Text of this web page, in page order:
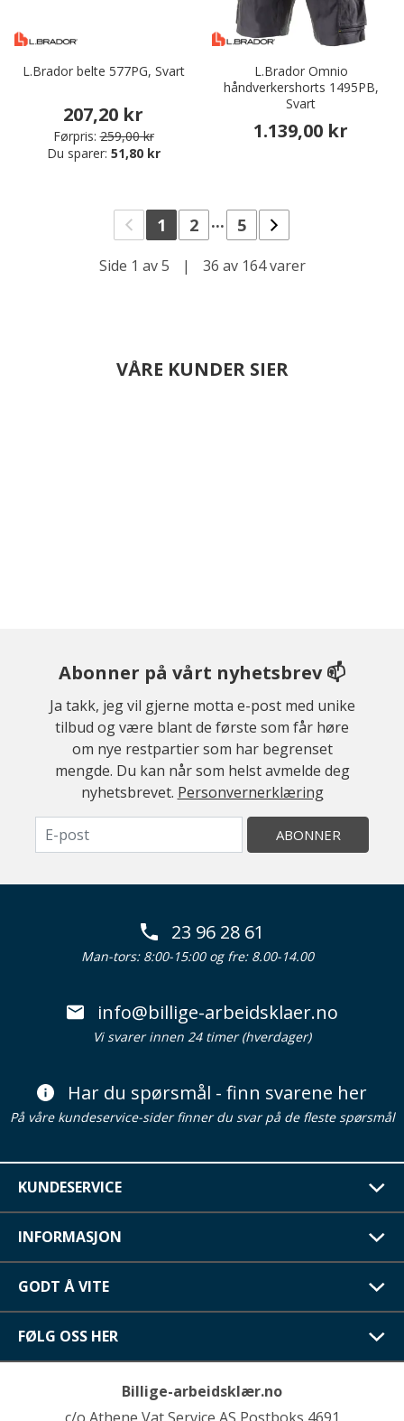
L.Brador belte 577PG, Svart
207,20 kr
Førpris: 259,00 kr
Du sparer: 51,80 kr
L.Brador Omnio
håndverkershorts 1495PB,
Svart
1.139,00 kr
1 2 ... 5
Side 1 av 5 | 36 av 164 varer
VÅRE KUNDER SIER
Abonner på vårt nyhetsbrev 📫
Ja takk, jeg vil gjerne motta e-post med unike
tilbud og være blant de første som får høre
om nye restpartier som har begrenset
mengde. Du kan når som helst avmelde deg
nyhetsbrevet. Personvernerklæring
ABONNER
23 96 28 61
Man-tors: 8:00-15:00 og fre: 8.00-14.00
info@billige-arbeidsklaer.no
Vi svarer innen 24 timer (hverdager)
Har du spørsmål - finn svarene her
På våre kundeservice-sider finner du svar på de fleste spørsmål
KUNDESERVICE
INFORMASJON
GODT Å VITE
FØLG OSS HER
Billige-arbeidsklær.no